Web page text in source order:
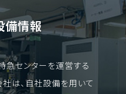
備情報
急センターを運営する
は、自社設備を用いて